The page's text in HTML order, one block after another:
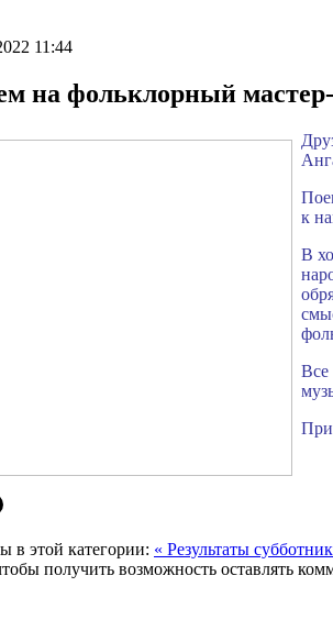
11:44
на фольклорный
к
В
Все
в этой категории: « Результаты
получить возможность оставлять